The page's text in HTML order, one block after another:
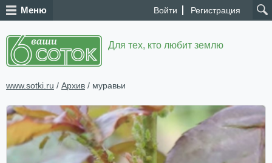
Войти Регистрация
Меню
Для тех, кто любит землю
www.sotki.ru / Архив / муравьи